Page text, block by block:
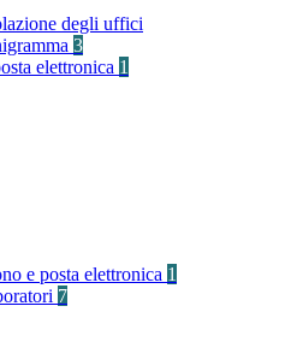
degli uffici
3
elettronica 1
e posta elettronica 1
7